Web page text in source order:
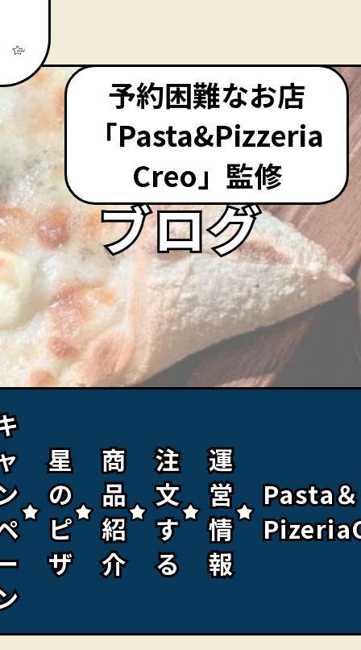
予約困難なお店
「Pasta&Pizzeria
Creo」監修
ブログ
ブログ
星
の
ピ
ザ
星
の
ピ
ザ
商
品
紹
介
商
品
紹
介
注
文
す
る
注
文
す
る
運
営
情
報
運
営
情
報
Pasta＆
Pasta＆